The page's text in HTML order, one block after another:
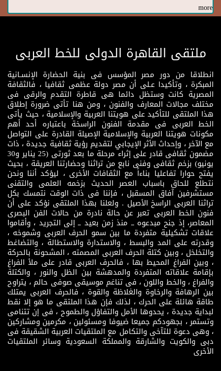
more
ملتقى القاهرة الدولى للخط العربى
انطلاقا من دور مصر المؤسس فى بنية الحضارة الإنسـانية
المبكرة ، وتأكيدا عـلى أن مصر دولة عظمى ثقافيا ، فالثقافة
المصرية كانت وستظل دائما هى قاطرة التقدم والرقى فى
مختلف مجالات المعارف والفنون ، ومن هنا تأتى ضرورة إطلاق
هذا الملتقى للتأكيد على هويتنا العربية والإسلامية ، حيث يأتى
الخط العربى فى مقدمة الفنون الراسخة باعتباره أحد أهم
مكونات هويتنا العربية والإسلامية الإصيلة القادرة على التواصل
مع الآخر ، وإحداث الأثر الإيجابي لتقديم رؤية ثقافية جديدة ، ذات
مضمون ثقافى قادر على إثراء مرحلة ما بعد ثورتى (25 يناير و30
يونيو) بزخم ثقافى وفنى نابع من تراثنا وحضارتنا العريقة ، بحيث
يفتح حوارا تفاعليا بناءاً مع الثقافات الأخرى ، ليؤكد أننا ونحن
نتطلع للحاق باسباب العصر الحديث بزخمه العلمى والتقنى
مستشرفين آفاق المسقبل ، فإننا فى ذات الوقت نتمسك بكل
تراثنا العربى الراسخ الأصيل . ولعلنا بهذا الملتقى نؤكد على أن
فنون الخط العربى تعبر عن حالة نادرة من حالات الفن البصرى
المعاصر، إذ جنح مبدعوه ــ منذ زمن بعيد ــ إلى التجريد ، وأقاموا
علاقات تشكيلية متفردة ما بين سمو الحرف العربى وشموخه ،
وقدرته على المد والبسط ، والاستدارة والاستطالة ، والتضاغط
والتخلخل ، وبين كتلة الحرف العربى المصمته ، المشحونة بالحركة
، وبين الفراغ المحيط بها ، فالحرف العربى قادر على ملأ الفراغ
بإقامة علاقاته المتفردة والمدهشة بين الظل والنور ، والكتلة
والفراغ ، والخط واللون ، فى تناغم موسيقى صوفى حالم ، يتراوح
بين الرهافة والرخاوة والغلاظة والقوة ، فالحرف العربى يمتلك
طاقة هائلة على الحرك ، لذلك فإن هذا الملتقى ما هو إلا نقط
لبداية جديدة ، يحدوها الأمل والتفاؤل والطموح ، فى إن تتنامى
وتستمر ، بجهودكم جميعا ضيوفا ومسئولين ، مكرمين ومشاركين
، وهى دعوة للتآخى والتكامل مع الملتقيات العربية الشقيقة فى
دبى والكويت والشارقة والمملكة السعودية وسائر الملتقيات
الأخرى